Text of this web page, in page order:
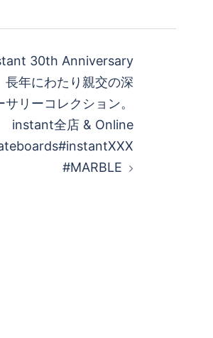
30th Anniversary
年にわたり親交の深
リーコレクション。
instant全店 & Online
#MARBLE